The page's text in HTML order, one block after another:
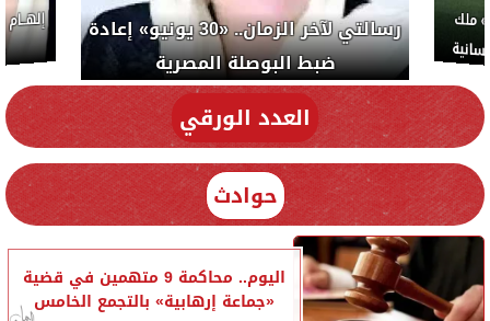
رسالتي لآخر الزمان.. «30 يونيو» إعادة
ضبط البوصلة المصرية
«صلاح» ملك
والإنسانية
العدد الورقي
حوادث
اليوم.. محاكمة 9 متهمين في قضية
«جماعة إرهابية» بالتجمع الخامس